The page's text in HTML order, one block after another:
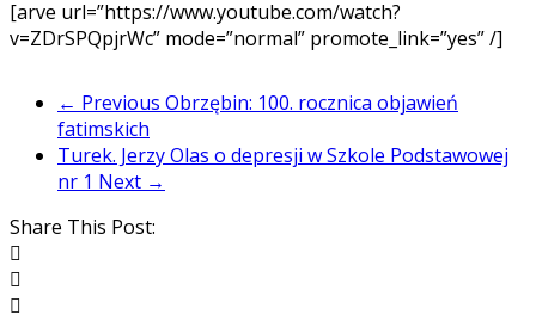
[arve url=”https://www.youtube.com/watch?
v=ZDrSPQpjrWc” mode=”normal” promote_link=”yes” /]
← Previous Obrzębin: 100. rocznica objawień
fatimskich
Turek. Jerzy Olas o depresji w Szkole Podstawowej
nr 1 Next →
Share This Post: